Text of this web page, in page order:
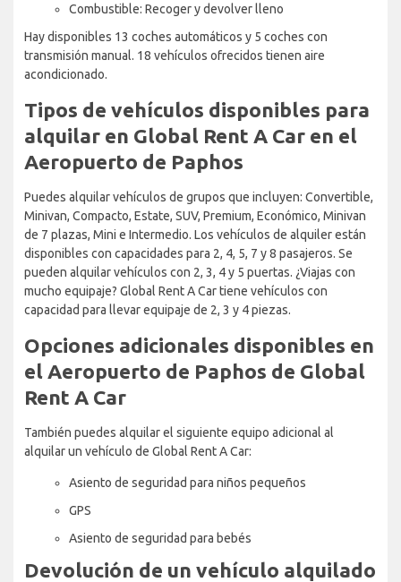
Combustible: Recoger y devolver lleno
Hay disponibles 13 coches automáticos y 5 coches con
transmisión manual. 18 vehículos ofrecidos tienen aire
acondicionado.
Tipos de vehículos disponibles para
alquilar en Global Rent A Car en el
Aeropuerto de Paphos
Puedes alquilar vehículos de grupos que incluyen: Convertible,
Minivan, Compacto, Estate, SUV, Premium, Económico, Minivan
de 7 plazas, Mini e Intermedio. Los vehículos de alquiler están
disponibles con capacidades para 2, 4, 5, 7 y 8 pasajeros. Se
pueden alquilar vehículos con 2, 3, 4 y 5 puertas. ¿Viajas con
mucho equipaje? Global Rent A Car tiene vehículos con
capacidad para llevar equipaje de 2, 3 y 4 piezas.
Opciones adicionales disponibles en
el Aeropuerto de Paphos de Global
Rent A Car
También puedes alquilar el siguiente equipo adicional al
alquilar un vehículo de Global Rent A Car:
Asiento de seguridad para niños pequeños
GPS
Asiento de seguridad para bebés
Devolución de un vehículo alquilado